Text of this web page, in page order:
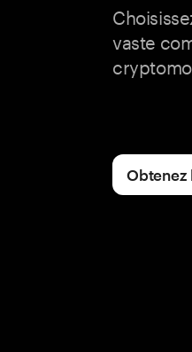
vaste
Obtenez